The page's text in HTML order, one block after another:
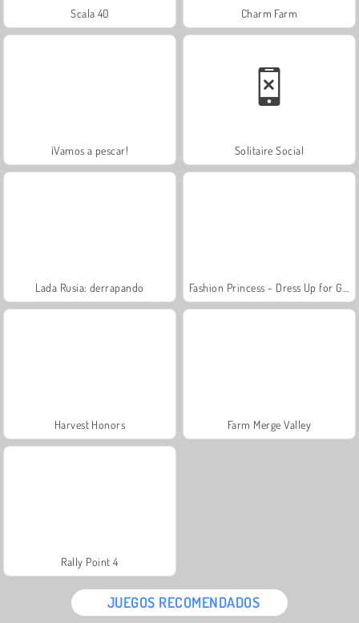
Scala 40 Charm Farm
¡Vamos a pescar! Solitaire Social
Lada Rusia: derrapando
Harvest Honors Farm Merge Valley
Rally Point 4
JUEGOS RECOMENDADOS